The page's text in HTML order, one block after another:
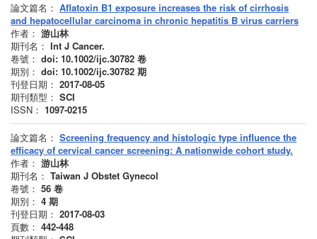
論文篇名： Aflatoxin B1 exposure increases the risk of cirrhosis
and hepatocellular carcinoma in chronic hepatitis B virus carriers
作者： 游山林
期刊名： Int J Cancer.
卷號： doi: 10.1002/ijc.30782 卷
期別： doi: 10.1002/ijc.30782 期
刊登日期： 2017-08-05
期刊類型： SCI
ISSN： 1097-0215
論文篇名： Screening frequency and histologic type influence the
efficacy of cervical cancer screening: A nationwide cohort study.
作者： 游山林
期刊名： Taiwan J Obstet Gynecol
卷號： 56 卷
期別： 4 期
刊登日期： 2017-08-03
頁數： 442-448